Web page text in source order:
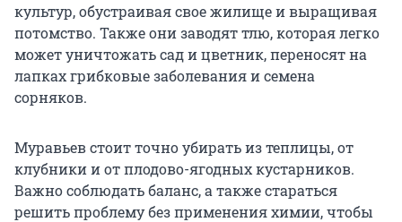
культур, обустраивая свое жилище и выращивая
потомство. Также они заводят тлю, которая легко
может уничтожать сад и цветник, переносят на
лапках грибковые заболевания и семена
сорняков.
Муравьев стоит точно убирать из теплицы, от
клубники и от плодово-ягодных кустарников.
Важно соблюдать баланс, а также стараться
решить проблему без применения химии, чтобы